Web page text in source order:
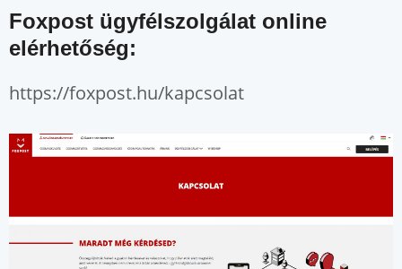
Foxpost ügyfélszolgálat online
elérhetőség:
https://foxpost.hu/kapcsolat